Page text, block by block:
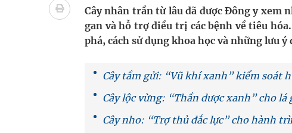
Tác Dụng Chống Kết Tập Tiểu Cầu Và Chống Đông
Quan Bằng Chứng Dược Lý Và Cơ Chế Phân Tử
Đắk Lắk: Đẩy nhanh tiến độ khám sức khỏe định kỳ,
Cây nhân trần từ lâu đã được Đông y
gan và hỗ trợ điều trị các bệnh về tiêu
phá, cách sử dụng khoa học và những lưu
Cây tầm gửi: “Vũ khí xanh” kiểm soát
Cây lộc vừng: “Thần dược xanh” cho lá
Cây nho: “Trợ thủ đắc lực” cho hành